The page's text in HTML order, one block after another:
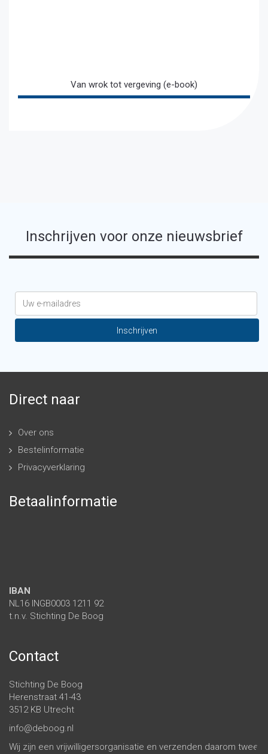
Van wrok tot vergeving (e-book)
Inschrijven voor onze nieuwsbrief
Direct naar
Over ons
Bestelinformatie
Privacyverklaring
Betaalinformatie
IBAN
NL16 INGB0003 1211 92
t.n.v. Stichting De Boog
Contact
Stichting De Boog
Herenstraat 41-43
3512 KB Utrecht
info@deboog.nl
Wij zijn een vrijwilligersorganisatie en verzenden daarom twee